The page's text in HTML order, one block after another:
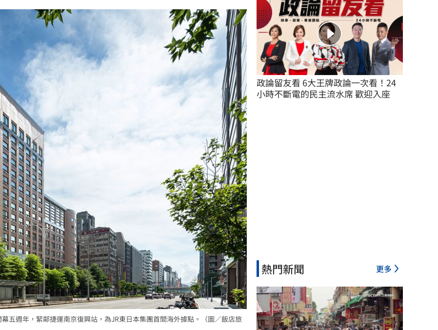
五週年，緊鄰捷運南京復興站，為JR東日本集團首間海外據點。（圖／飯店旅
政論留友看 6大王牌政論一次看！24
小時不斷電的民主流水席 歡迎入座
熱門新聞 更多